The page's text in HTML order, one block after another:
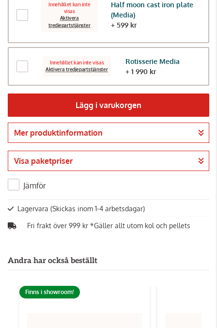
Innehållet kan inte
visas
Aktivera
tredjepartstjänster
Half moon cast iron plate
(Media)
+ 599 kr
Innehållet kan inte visas
Aktivera tredjepartstjänster
Rotisserie Media
+ 1 990 kr
Lägg i varukorgen
Gå till kassan
Mer produktinformation
Visa paketpriser
Jämför
Lagervara (Skickas inom 1-4 arbetsdagar)
Fri frakt över 999 kr *Gäller allt utom kol och pellets
Andra har också beställt
Finns i showroom!